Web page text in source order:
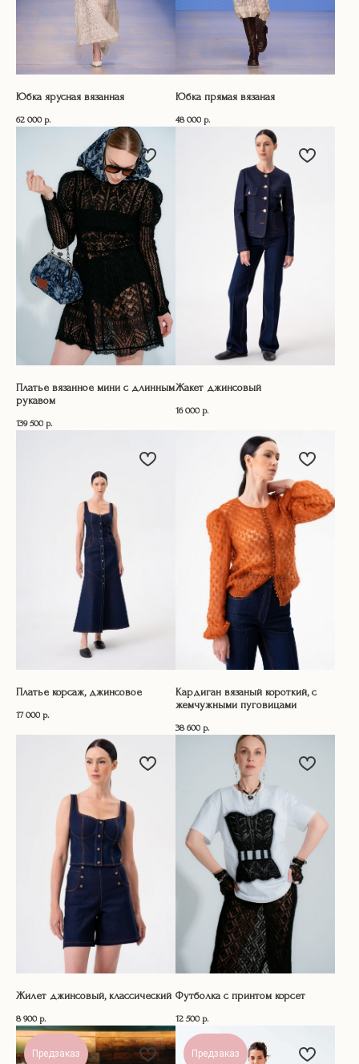
Юбка ярусная вязанная
62 000 р.
Юбка прямая вязаная
48 000 р.
Платье вязанное мини с длинным
рукавом
139 500 р.
Жакет джинсовый
16 000 р.
Платье корсаж, джинсовое
17 000 р.
Кардиган вязаный короткий, с
жемчужными пуговицами
38 600 р.
Жилет джинсовый, классический
8 900 р.
Футболка с принтом корсет
12 500 р.
Предзаказ Предзаказ